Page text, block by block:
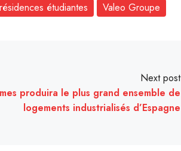
résidences étudiantes Valeo Groupe
Next post
produira le plus grand ensemble de
logements industrialisés d’Espagne